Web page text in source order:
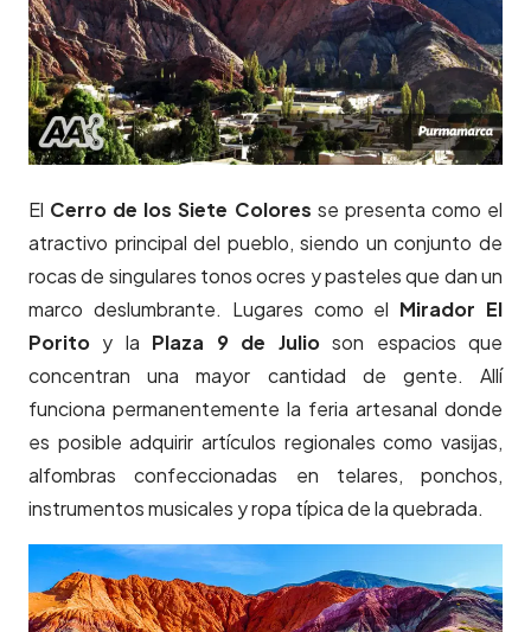
El Cerro de los Siete Colores se presenta como el
atractivo principal del pueblo, siendo un conjunto de
rocas de singulares tonos ocres y pasteles que dan un
marco deslumbrante. Lugares como el Mirador El
Porito y la Plaza 9 de Julioson espacios que
concentran una mayor cantidad de gente. Allí
funciona permanentemente la feria artesanal donde
es posible adquirir artículos regionales como vasijas,
alfombras confeccionadas en telares, ponchos,
instrumentos musicales y ropa típica de la quebrada.